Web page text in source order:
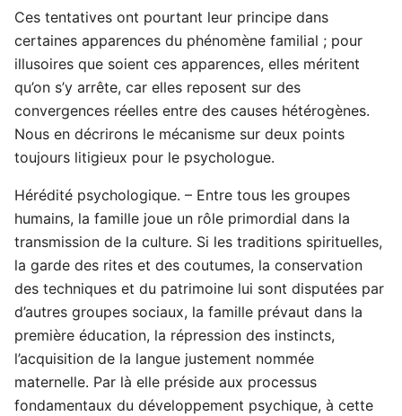
Ces tentatives ont pourtant leur principe dans
certaines apparences du phénomène familial ; pour
illusoires que soient ces apparences, elles méritent
qu’on s’y arrête, car elles reposent sur des
convergences réelles entre des causes hétérogènes.
Nous en décrirons le mécanisme sur deux points
toujours litigieux pour le psychologue.
Hérédité psychologique. – Entre tous les groupes
humains, la famille joue un rôle primordial dans la
transmission de la culture. Si les traditions spirituelles,
la garde des rites et des coutumes, la conservation
des techniques et du patrimoine lui sont disputées par
d’autres groupes sociaux, la famille prévaut dans la
première éducation, la répression des instincts,
l’acquisition de la langue justement nommée
maternelle. Par là elle préside aux processus
fondamentaux du développement psychique, à cette